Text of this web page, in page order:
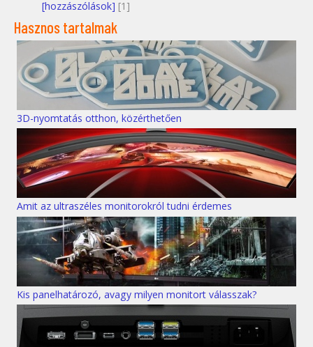
[hozzászólások] [1]
Hasznos tartalmak
3D-nyomtatás otthon, közérthetően
Amit az ultraszéles monitorokról tudni érdemes
Kis panelhatározó, avagy milyen monitort válasszak?